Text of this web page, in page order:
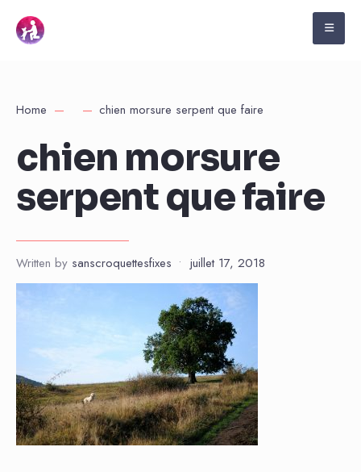
Home chien morsure serpent que faire
chien morsure
serpent que faire
Written by sanscroquettesfixes • juillet 17, 2018